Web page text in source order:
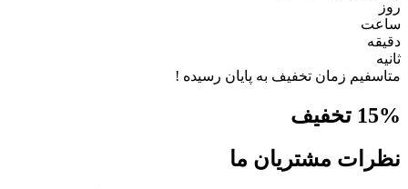
روز
ساعت
دقیقه
ثانیه
متاسفیم زمان تخفیف به پایان رسیده !
15% تخفیف
نظرات مشتریان ما